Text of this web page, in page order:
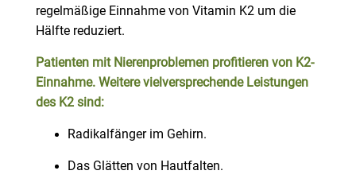
regelmäßige Einnahme von Vitamin K2 um die
Hälfte reduziert.
Patienten mit Nierenproblemen profitieren von K2-
Einnahme. Weitere vielversprechende Leistungen
des K2 sind:
Radikalfänger im Gehirn.
Das Glätten von Hautfalten.